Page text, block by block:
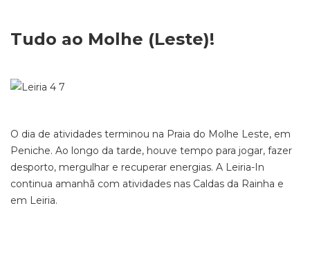
Tudo ao Molhe (Leste)!
O dia de atividades terminou na Praia do Molhe Leste, em
Peniche. Ao longo da tarde, houve tempo para jogar, fazer
desporto, mergulhar e recuperar energias. A Leiria-In
continua amanhã com atividades nas Caldas da Rainha e
em Leiria.